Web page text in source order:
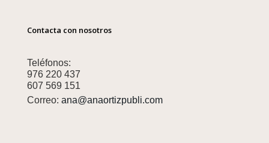
Contacta con nosotros
Teléfonos:
976 220 437
607 569 151
Correo: ana@anaortizpubli.com